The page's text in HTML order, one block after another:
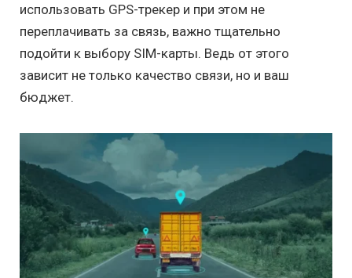
использовать GPS-трекер и при этом не
переплачивать за связь, важно тщательно
подойти к выбору SIM-карты. Ведь от этого
зависит не только качество связи, но и ваш
бюджет.